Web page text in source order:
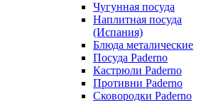
Чугунная посуда
Наплитная посуда
(Испания)
Блюда металические
Посуда Paderno
Кастрюли Paderno
Противни Paderno
Сковородки Paderno